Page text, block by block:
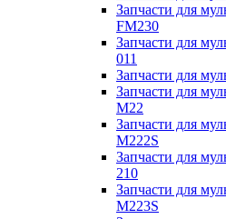
Запчасти для
FM230
Запчасти для
011
Запчасти для
Запчасти для
M22
Запчасти для
M222S
Запчасти для
210
Запчасти для
M223S